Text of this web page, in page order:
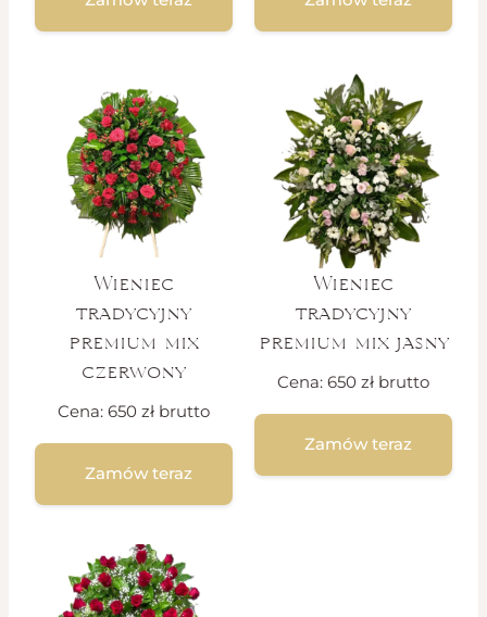
Wieniec
tradycyjny
premium mix
czerwony
Cena: 650 zł brutto
Zamów teraz
Wieniec
tradycyjny
premium mix jasny
Cena: 650 zł brutto
Zamów teraz